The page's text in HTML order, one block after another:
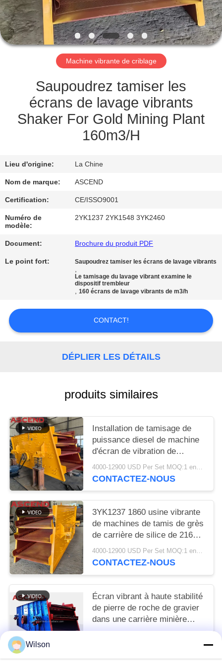
CONTRÔLE
DE
QUALITÉ
CONTACTEZ-
NOUS
CITATION
PLAN
DU
SITE
POLITIQUE
CONFIDENTIALITÉ
Machine vibrante de criblage
Saupoudrez tamiser les
écrans de lavage vibrants
Shaker For Gold Mining Plant
160m3/H
Lieu d'origine: La Chine
Nom de marque: ASCEND
Certification: CE/ISSO9001
Numéro de
modèle:
2YK1237 2YK1548 3YK2460
Document: Brochure du produit PDF
Le point fort: Saupoudrez tamiser les écrans de lavage vibrants
,
Le tamisage du lavage vibrant examine le
dispositif trembleur
,160 écrans de lavage vibrants de m3/h
CONTACT!
DÉPLIER LES DÉTAILS
produits similaires
Installation de tamisage de
puissance diesel de machine
d'écran de vibration de
gisement du sable 4YK1848
CONTACTEZ-NOUS
3YK1237 1860 usine vibrante
de machines de tamis de grès
de carrière de silice de 2160
modèles
4000-12900 USD Per Set MOQ:1 ensemble
CONTACTEZ-NOUS
Écran vibrant à haute stabilité
de pierre de roche de gravier
dans une carrière minière
pour les pays africains
Wilson